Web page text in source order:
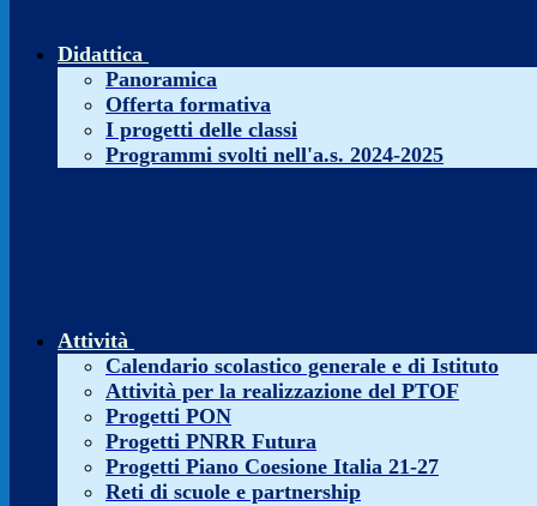
Didattica
Panoramica
Offerta formativa
I progetti delle classi
Programmi svolti nell'a.s. 2024-2025
Attività
Calendario scolastico generale e di Istituto
Attività per la realizzazione del PTOF
Progetti PON
Progetti PNRR Futura
Progetti Piano Coesione Italia 21-27
Reti di scuole e partnership